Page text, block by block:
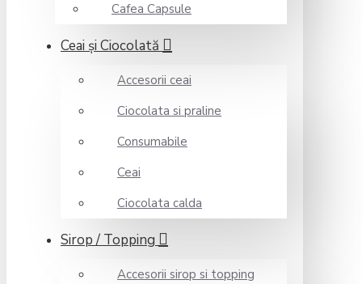
Cafea Capsule
Ceai şi Ciocolată
Accesorii ceai
Ciocolata si praline
Consumabile
Ceai
Ciocolata calda
Sirop / Topping
Accesorii sirop si topping